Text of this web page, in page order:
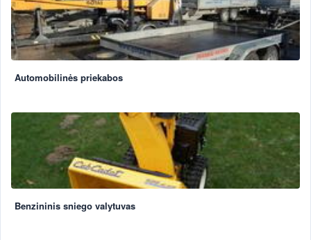
Automobilinės priekabos
Benzininis sniego valytuvas